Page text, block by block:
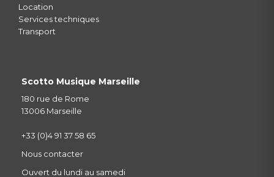
Location
Services techniques
Transport
Scotto Musique Marseille
180 rue de Rome
13006 Marseille
+33 (0)4 91 37 58 65
Nous contacter
Ouvert du lundi au samedi